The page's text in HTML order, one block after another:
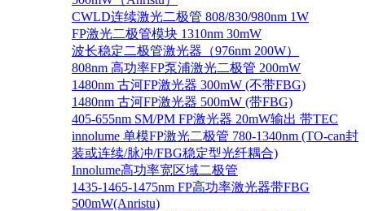
CWLD连续激光二极管 808/830/980nm 1W
FP激光二极管模块 1310nm 30mW
波长稳定二极管激光器（976nm 200W）
808nm 高功率FP泵浦激光二极管 200mW
1480nm 古河FP激光器 300mW (不带FBG)
1480nm 古河FP激光器 500mW (带FBG)
405-655nm SM/PM FP激光器 20mW输出 带TEC
innolume 单模FP激光二极管 780-1340nm (TO-can封
装或连续/脉冲/FBG稳定型光纤耦合)
Innolume高功率宽区域二极管
1435-1465-1475nm FP高功率激光器带FBG
500mW(Anristu)